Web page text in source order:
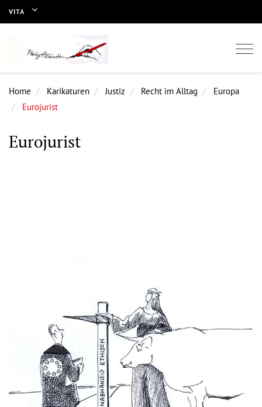
VITA
Home Karikaturen Justiz Recht im Alltag
Europa
Eurojurist
Eurojurist